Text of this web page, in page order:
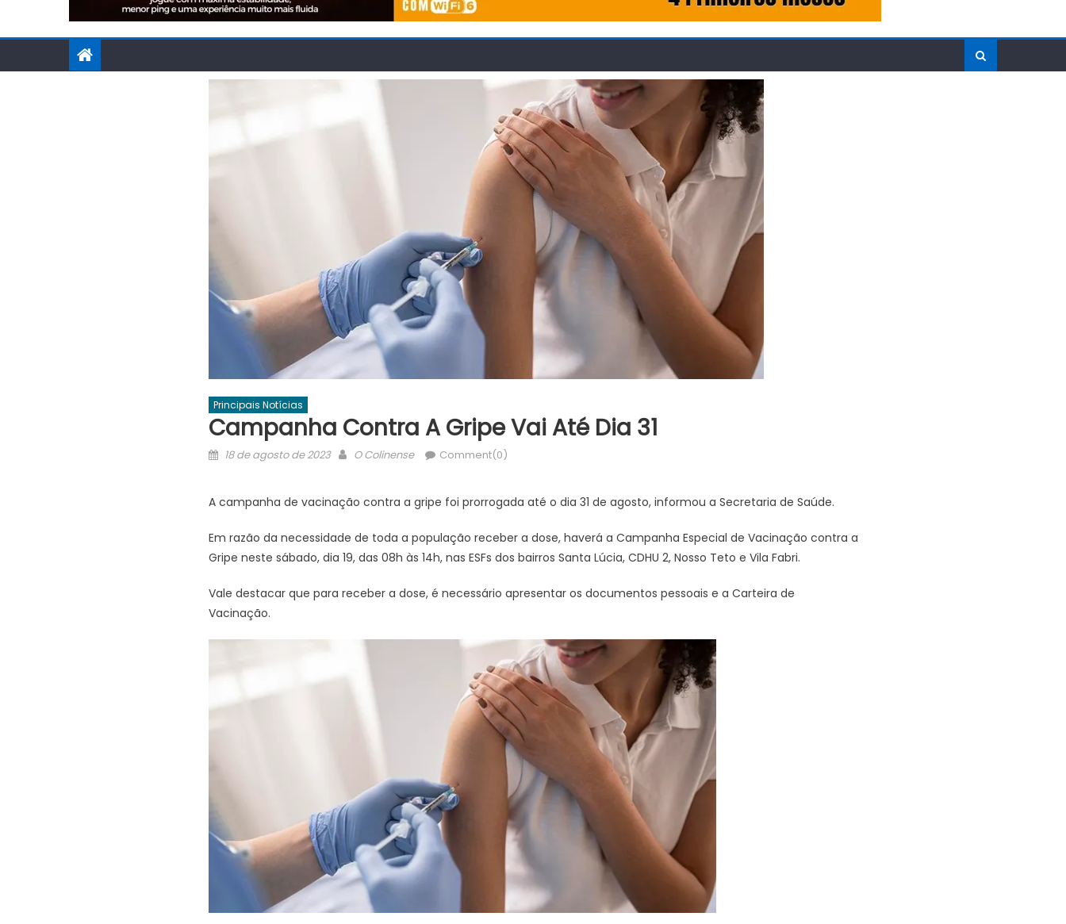
Principais Notícias
Campanha Contra A Gripe Vai Até Dia 31
Posted
18 de agosto de 2023 Author
O Colinense Comment(0)
A campanha de vacinação contra a gripe foi prorrogada até o dia 31 de agosto, informou a Secretaria de Saúde.
Em razão da necessidade de toda a população receber a dose, haverá a Campanha Especial de Vacinação contra a
Gripe neste sábado, dia 19, das 08h às 14h, nas ESFs dos bairros Santa Lúcia, CDHU 2, Nosso Teto e Vila Fabri.
Vale destacar que para receber a dose, é necessário apresentar os documentos pessoais e a Carteira de
Vacinação.